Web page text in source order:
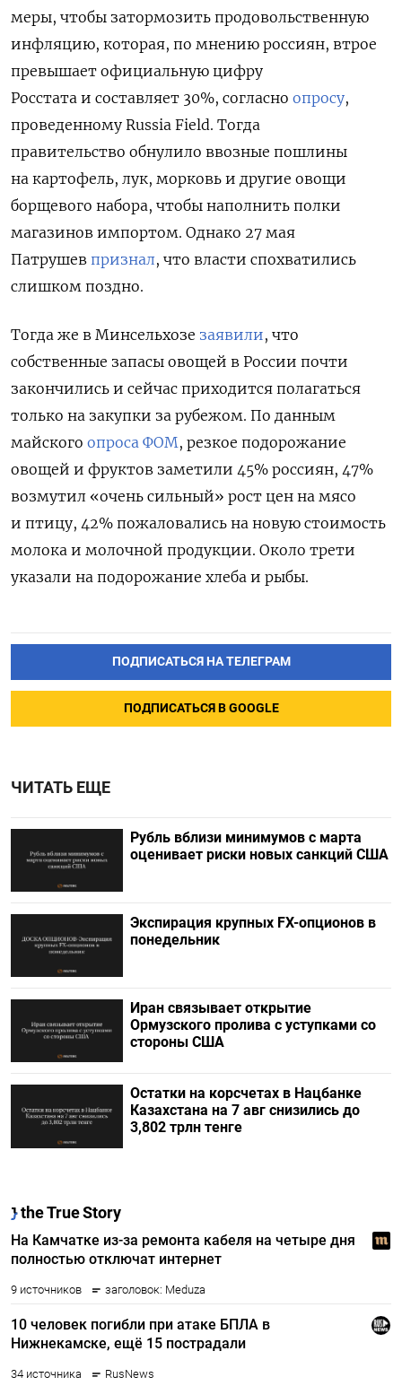
меры, чтобы затормозить продовольственную
инфляцию, которая, по мнению россиян, втрое
превышает официальную цифру
Росстата и составляет 30%, согласно опросу,
проведенному Russia Field. Тогда
правительство обнулило ввозные пошлины
на картофель, лук, морковь и другие овощи
борщевого набора, чтобы наполнить полки
магазинов импортом. Однако 27 мая
Патрушев признал, что власти спохватились
слишком поздно.
Тогда же в Минсельхозе заявили, что
собственные запасы овощей в России почти
закончились и сейчас приходится полагаться
только на закупки за рубежом. По данным
майского опроса ФОМ, резкое подорожание
овощей и фруктов заметили 45% россиян, 47%
возмутил «очень сильный» рост цен на мясо
и птицу, 42% пожаловались на новую стоимость
молока и молочной продукции. Около трети
указали на подорожание хлеба и рыбы.
ПОДПИСАТЬСЯ НА ТЕЛЕГРАМ
ПОДПИСАТЬСЯ В GOOGLE
ЧИТАТЬ ЕЩЕ
Рубль вблизи минимумов с марта
оценивает риски новых санкций США
Экспирация крупных FX-опционов в
понедельник
Иран связывает открытие
Ормузского пролива с уступками со
стороны США
Остатки на корсчетах в Нацбанке
Казахстана на 7 авг снизились до
3,802 трлн тенге